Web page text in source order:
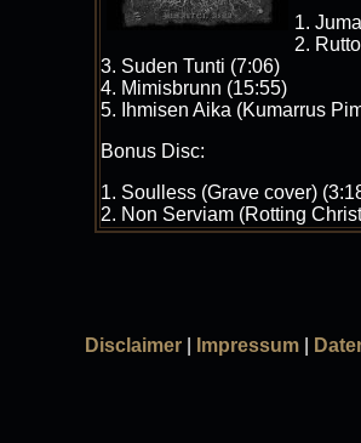
1.
2.
3. Suden Tunti (7:06)
4. Mimisbrunn (15:55)
5. Ihmisen Aika (Kumarrus
Bonus Disc:
1. Soulless (Grave cover)
2. Non Serviam (Rotting
Disclaimer| Impressum|